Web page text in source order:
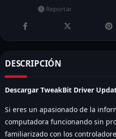
Reportar
DESCRIPCIÓN
Descargar TweakBit Driver
Si eres un apasionado de la
computadora funcionando sin
familiarizado con los